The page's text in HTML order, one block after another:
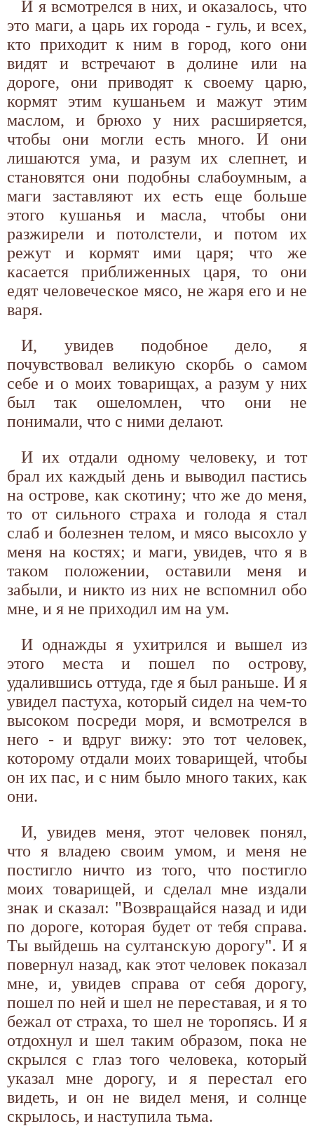
И я всмотрелся в них, и оказалось, что
это маги, а царь их города - гуль, и всех,
кто приходит к ним в город, кого они
видят и встречают в долине или на
дороге, они приводят к своему царю,
кормят этим кушаньем и мажут этим
маслом, и брюхо у них расширяется,
чтобы они могли есть много. И они
лишаются ума, и разум их слепнет, и
становятся они подобны слабоумным, а
маги заставляют их есть еще больше
этого кушанья и масла, чтобы они
разжирели и потолстели, и потом их
режут и кормят ими царя; что же
касается приближенных царя, то они
едят человеческое мясо, не жаря его и не
варя.
И, увидев подобное дело, я
почувствовал великую скорбь о самом
себе и о моих товарищах, а разум у них
был так ошеломлен, что они не
понимали, что с ними делают.
И их отдали одному человеку, и тот
брал их каждый день и выводил пастись
на острове, как скотину; что же до меня,
то от сильного страха и голода я стал
слаб и болезнен телом, и мясо высохло у
меня на костях; и маги, увидев, что я в
таком положении, оставили меня и
забыли, и никто из них не вспомнил обо
мне, и я не приходил им на ум.
И однажды я ухитрился и вышел из
этого места и пошел по острову,
удалившись оттуда, где я был раньше. И я
увидел пастуха, который сидел на чем-то
высоком посреди моря, и всмотрелся в
него - и вдруг вижу: это тот человек,
которому отдали моих товарищей, чтобы
он их пас, и с ним было много таких, как
они.
И, увидев меня, этот человек понял,
что я владею своим умом, и меня не
постигло ничто из того, что постигло
моих товарищей, и сделал мне издали
знак и сказал: "Возвращайся назад и иди
по дороге, которая будет от тебя справа.
Ты выйдешь на султанскую дорогу". И я
повернул назад, как этот человек показал
мне, и, увидев справа от себя дорогу,
пошел по ней и шел не переставая, и я то
бежал от страха, то шел не торопясь. И я
отдохнул и шел таким образом, пока не
скрылся с глаз того человека, который
указал мне дорогу, и я перестал его
видеть, и он не видел меня, и солнце
скрылось, и наступила тьма.